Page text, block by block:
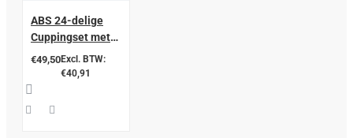
ABS 24-delige
Cuppingset met
Pomp (zonder
Magnetische
Kernen) – CE
Goedgekeurd –
€49,50Excl. BTW:
€40,91